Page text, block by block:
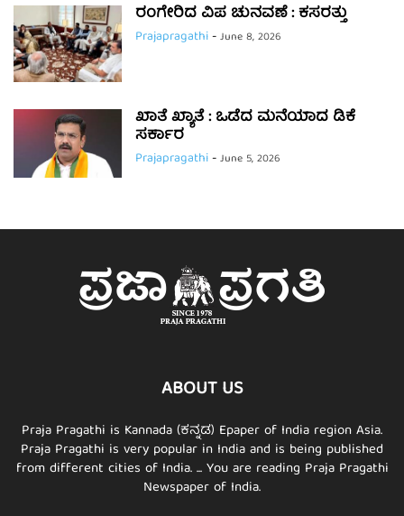
ರಂಗೇರಿದ ವಿಪ ಚುನವಣೆ : ಕಸರತ್ತು
Prajapragathi-June 8, 2026
ಖಾತೆ ಖ್ಯಾತೆ : ಒಡೆದ ಮನೆಯಾದ ಡಿಕೆ
ಸರ್ಕಾರ
Prajapragathi-June 5, 2026
ABOUT US
Praja Pragathi is Kannada (ಕನ್ನಡ) Epaper of India region Asia.
Praja Pragathi is very popular in India and is being published
from different cities of India. ... You are reading Praja Pragathi
Newspaper of India.